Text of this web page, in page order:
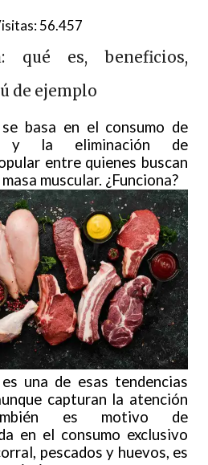
56.457
qué es, beneficios,
de ejemplo
basa en el consumo de
y la eliminación de
entre quienes buscan
muscular. ¿Funciona?
una de esas tendencias
capturan la atención
es motivo de
en el consumo exclusivo
pescados y huevos, es